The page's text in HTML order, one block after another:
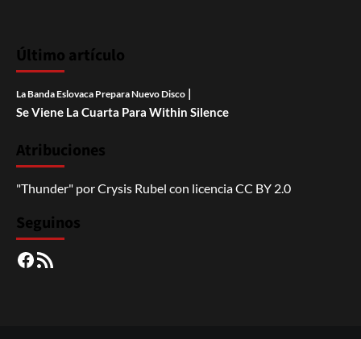
Último artículo
La Banda Eslovaca Prepara Nuevo Disco |
Se Viene La Cuarta Para Within Silence
Atribuciones
"Thunder" porCrysis Rubel con licenciaCC BY 2.0
Seguinos
Facebook
RSS